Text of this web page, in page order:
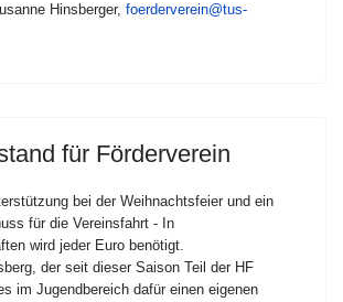
Hinsberger, foerderverein@tus-
für Förderverein
bei der Weihnachtsfeier und ein
für die Vereinsfahrt - In
wird jeder Euro benötigt.
der seit dieser Saison Teil der HF
im Jugendbereich dafür einen eigenen